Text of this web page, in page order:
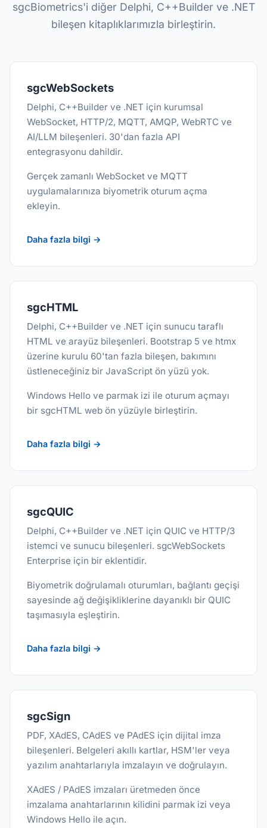
sgcBiometrics'i diğer Delphi, C++Builder ve .NET
bileşen kitaplıklarımızla birleştirin.
sgcWebSockets
Delphi, C++Builder ve .NET için kurumsal
WebSocket, HTTP/2, MQTT, AMQP, WebRTC ve
AI/LLM bileşenleri. 30'dan fazla API
entegrasyonu dahildir.
Gerçek zamanlı WebSocket ve MQTT
uygulamalarınıza biyometrik oturum açma
ekleyin.
Daha fazla bilgi →
sgcHTML
Delphi, C++Builder ve .NET için sunucu taraflı
HTML ve arayüz bileşenleri. Bootstrap 5 ve htmx
üzerine kurulu 60'tan fazla bileşen, bakımını
üstleneceğiniz bir JavaScript ön yüzü yok.
Windows Hello ve parmak izi ile oturum açmayı
bir sgcHTML web ön yüzüyle birleştirin.
Daha fazla bilgi →
sgcQUIC
Delphi, C++Builder ve .NET için QUIC ve HTTP/3
istemci ve sunucu bileşenleri. sgcWebSockets
Enterprise için bir eklentidir.
Biyometrik doğrulamalı oturumları, bağlantı geçişi
sayesinde ağ değişikliklerine dayanıklı bir QUIC
taşımasıyla eşleştirin.
Daha fazla bilgi →
sgcSign
PDF, XAdES, CAdES ve PAdES için dijital imza
bileşenleri. Belgeleri akıllı kartlar, HSM'ler veya
yazılım anahtarlarıyla imzalayın ve doğrulayın.
XAdES / PAdES imzaları üretmeden önce
imzalama anahtarlarının kilidini parmak izi veya
Windows Hello ile açın.